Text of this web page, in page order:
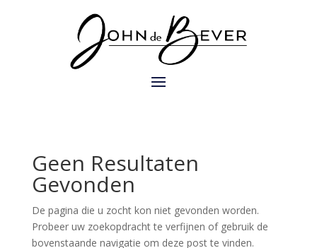
Geen Resultaten
Gevonden
De pagina die u zocht kon niet gevonden worden.
Probeer uw zoekopdracht te verfijnen of gebruik de
bovenstaande navigatie om deze post te vinden.